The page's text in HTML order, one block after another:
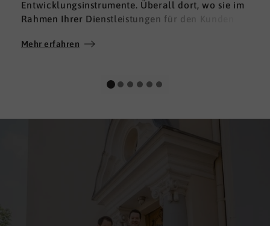
Entwicklungsinstrumente. Überall dort, wo sie im
Rahmen Ihrer Dienstleistungen für den Kunden
Soft Skills brauchen, finden sie in DNLA den
Mehr erfahren